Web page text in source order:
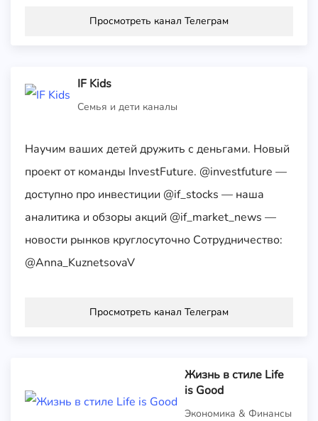
Просмотреть канал Телеграм
IF Kids
Семья и дети каналы
Научим ваших детей дружить с деньгами. Новый
проект от команды InvestFuture. @investfuture —
доступно про инвестиции @if_stocks — наша
аналитика и обзоры акций @if_market_news —
новости рынков круглосуточно Сотрудничество:
@Anna_KuznetsovaV
Просмотреть канал Телеграм
Жизнь в стиле Life
is Good
Экономика & Финансы